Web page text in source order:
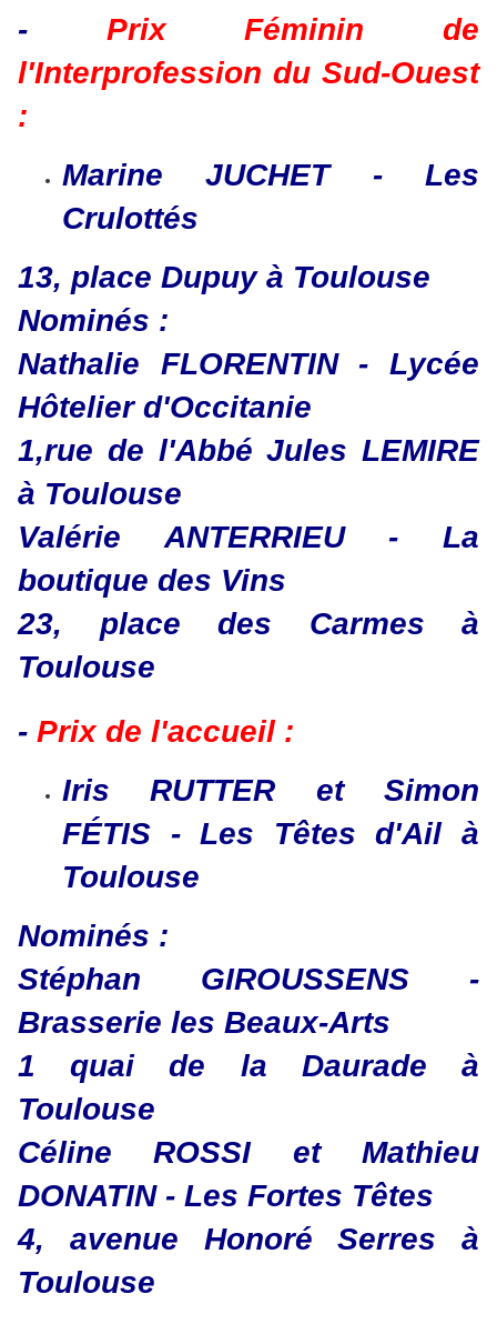
- Prix Féminin de
l'Interprofession du Sud-Ouest
:
Marine JUCHET - Les
Crulottés
13, place Dupuy à Toulouse
​​​​​​​Nominés :
Nathalie FLORENTIN - Lycée
Hôtelier d'Occitanie
1,rue de l'Abbé Jules LEMIRE
à Toulouse
Valérie ANTERRIEU - La
boutique des Vins
23, place des Carmes à
Toulouse
- Prix de l'accueil :
Iris RUTTER et Simon
FÉTIS - Les Têtes d'Ail à
Toulouse
​​​​​​​Nominés :
Stéphan GIROUSSENS -
Brasserie les Beaux-Arts
1 quai de la Daurade à
Toulouse
Céline ROSSI et Mathieu
DONATIN - Les Fortes Têtes
4, avenue Honoré Serres à
Toulouse